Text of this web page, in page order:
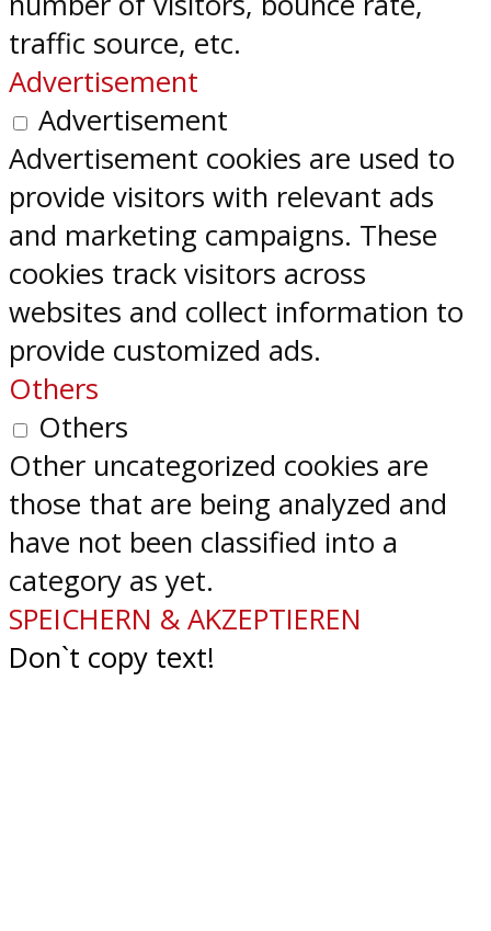
traffic source, etc.
Advertisement
Advertisement
Advertisement cookies are used to
provide visitors with relevant ads
and marketing campaigns. These
cookies track visitors across
websites and collect information to
provide customized ads.
Others
Others
Other uncategorized cookies are
those that are being analyzed and
have not been classified into a
category as yet.
SPEICHERN & AKZEPTIEREN
Don`t copy text!